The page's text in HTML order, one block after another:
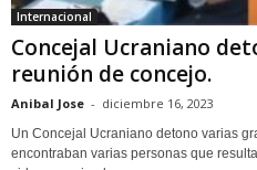
Internacional
Concejal Ucraniano
reunión de concejo.
Anibal Jose - diciembre 16, 2023
Un Concejal Ucraniano detono varias
encontraban varias personas que